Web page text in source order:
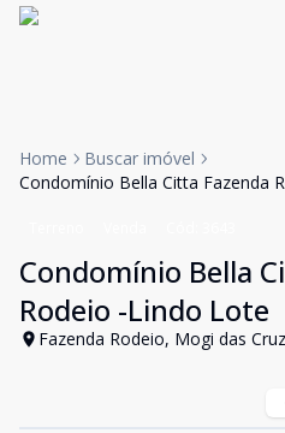
Home
Buscar imóvel
Condomínio Bella Citta Fazenda
Condomínio Bella
Rodeio -Lindo Lote
Fazenda Rodeio, Mogi das